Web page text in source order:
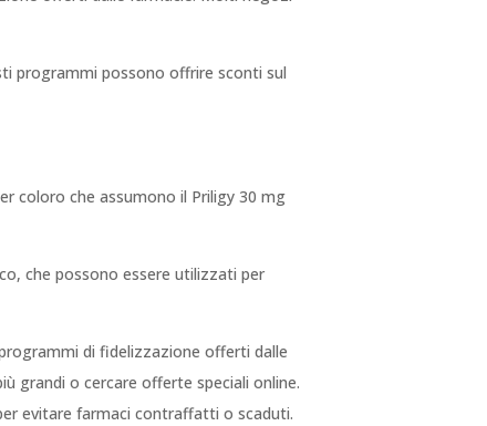
programmi possono offrire sconti sul
coloro che assumono il Priligy 30 mg
che possono essere utilizzati per
di fidelizzazione offerti dalle
grandi o cercare offerte speciali online.
evitare farmaci contraffatti o scaduti.